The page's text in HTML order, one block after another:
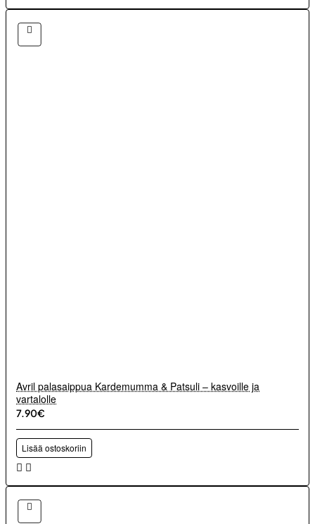
Avril palasaippua Kardemumma & Patsuli – kasvoille ja
vartalolle
7.90€
Lisää ostoskoriin